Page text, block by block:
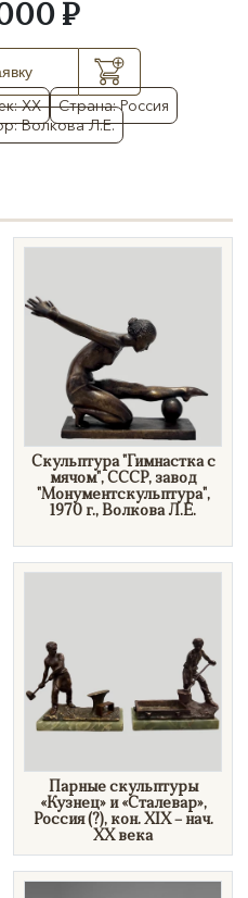
XX
Страна: Россия
Волкова Л.Е.
₽
Скульптура​ ​"Гимнастка с
мячом", СССР, завод
"Монументскульптура",
1970 г., Волкова Л.Е.
​Парные скульптуры
«Кузнец» и «Сталевар»,
Россия (?), кон. XIX – нач.
XX века